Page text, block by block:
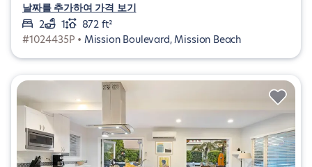
날짜를 추가하여 가격 보기
2
1
872 ft²
#1024435P • Mission Boulevard, Mission Beach